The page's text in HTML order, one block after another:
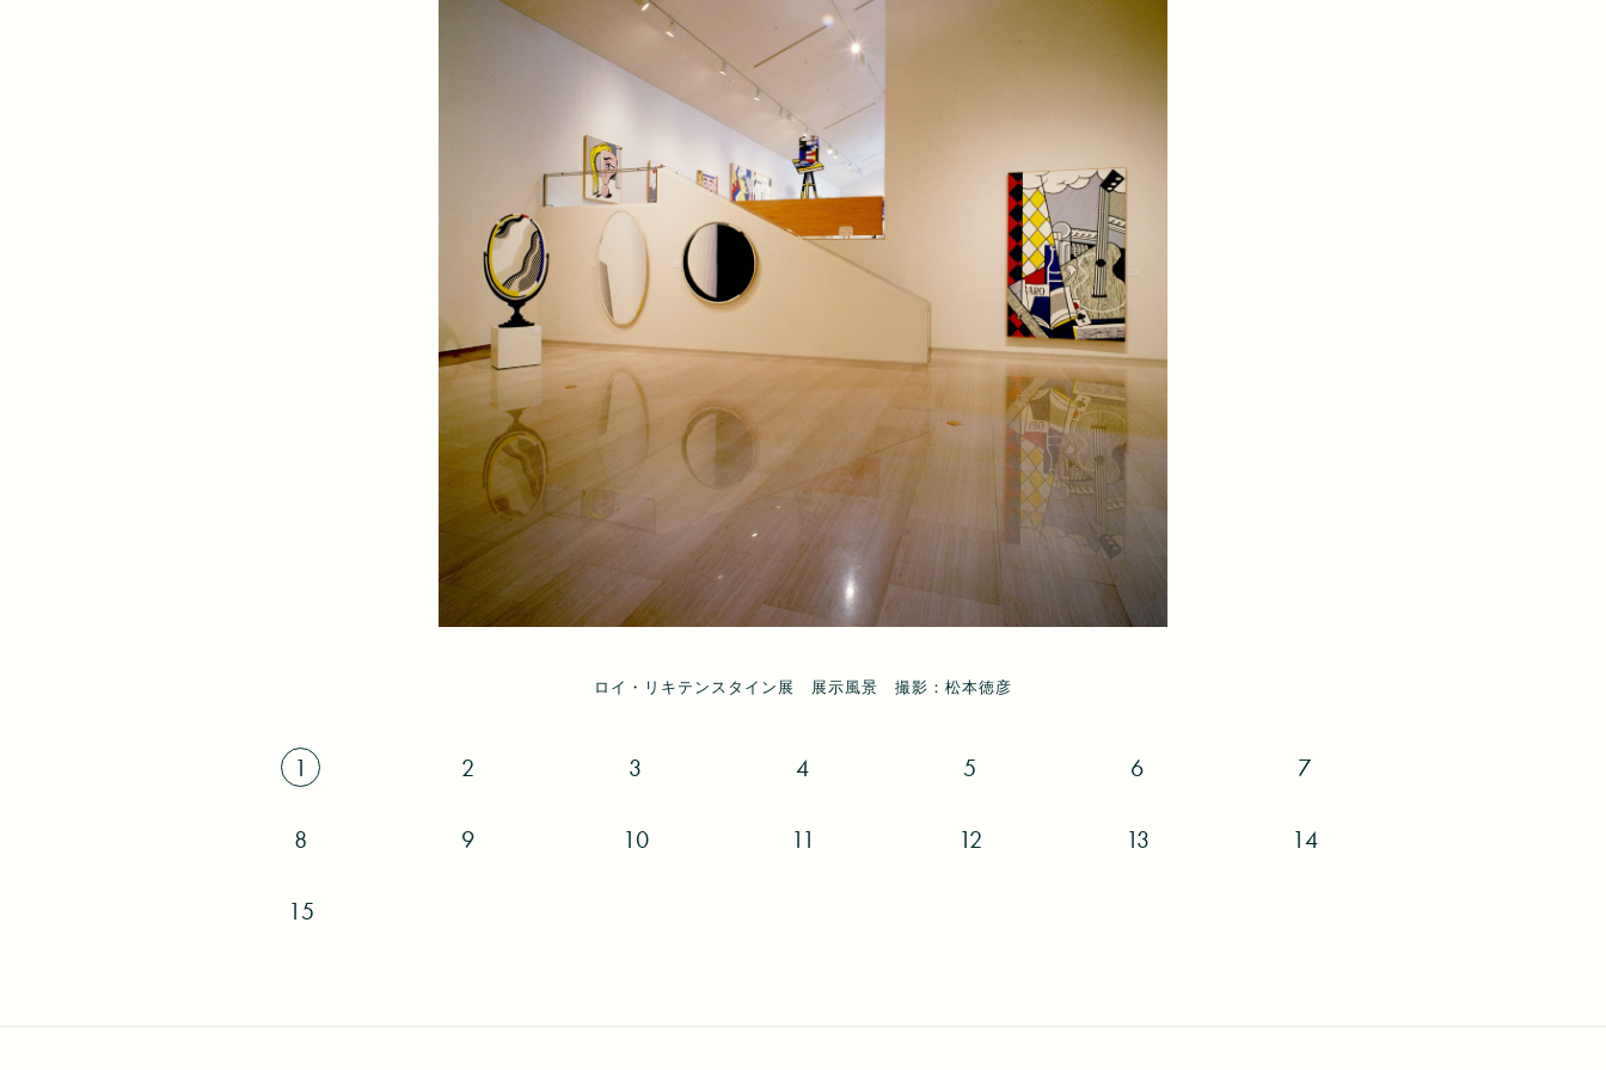
ロイ・リキテンスタイン展 展示風景 撮影：松本徳彦
ロイ・リキテンスタイン展 展示風景 撮影：松本徳彦
ロイ・リキテンスタイン展 展示風景 撮影：松本徳彦
ロイ・リキテンスタイン展 展示風景 撮影：松本徳彦
ロイ・リキテンスタイン展 展示風景 撮影：松本徳彦
ロイ・リキテンスタイン展 展示風景 撮影：松本徳彦
ロイ・リキテンスタイン展 展示風景 撮影：松本徳彦
ロイ・リキテンスタイン展 展示風景 撮影：松本徳彦
ロイ・リキテンスタイン展 展示風景 撮影：松本徳彦
ロイ・リキテンスタイン展 展示風景 撮影：松本徳彦
ロイ・リキテンスタイン展 展示風景 撮影：松本徳彦
ロイ・リキテンスタイン展 展示風景 撮影：松本徳彦
ロイ・リキテンスタイン展 開催記念パーティー（Knoll Japan ショールーム、東京）撮影：松本徳彦
ロイ・リキテンスタイン展 開催記念パーティー（Knoll Japan ショールーム、東京）撮影：松本徳彦
ロイ・リキテンスタイン展 開催記念パーティー（Knoll Japan ショールーム、東京）撮影：松本徳彦
1 2 3 4 5 6 7
8 9 10 11 12 13 14
15